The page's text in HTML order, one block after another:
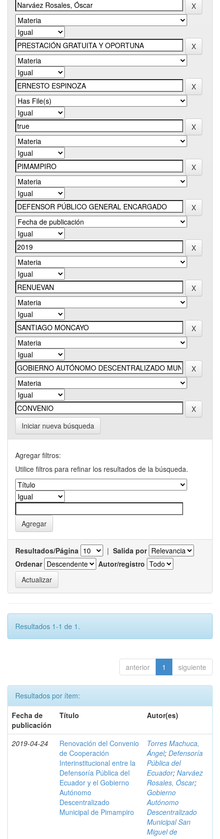
Iniciar nueva búsqueda
Agregar filtros:
Utilice filtros para refinar los resultados de la búsqueda.
Resultados/Página | Salida por
Ordenar
Autor/registro
Resultados 1-1 de 1.
anterior 1 siguiente
Resultados por ítem:
Fecha de
publicación
Título Autor(es)
2019-04-24
Renovación del Convenio
de Cooperación
Interinstitucional entre la
Defensoría Pública del
Ecuador y el Gobierno
Autónomo
Descentralizado
Municipal de Pimampiro
Torres Machuca,
Ángel; Defensoría
Pública del
Ecuador; Narváez
Rosales, Óscar;
Gobierno
Autónomo
Descentralizado
Municipal San
Miguel de